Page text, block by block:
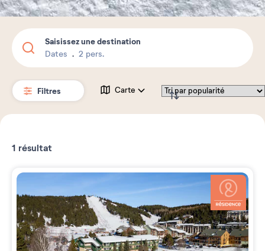
Saisissez une destination
Dates 2 pers.
Filtres Carte
1 résultat